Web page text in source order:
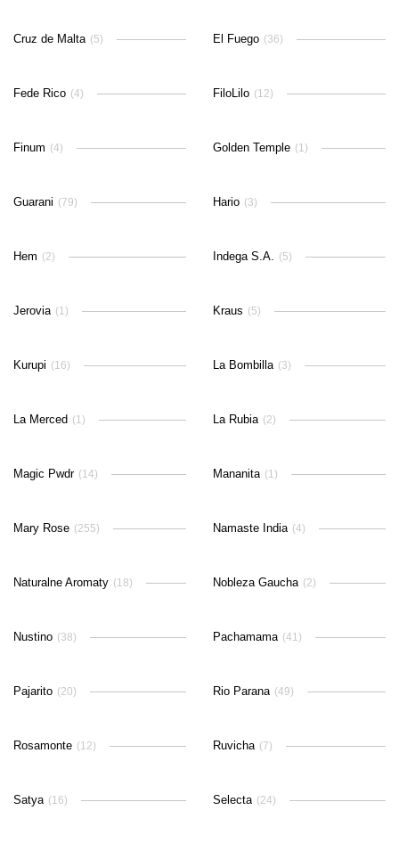
Cruz de Malta (5) El Fuego (36)
Fede Rico (4) FiloLilo (12)
Finum (4) Golden Temple (1)
Guarani (79) Hario (3)
Hem (2) Indega S.A. (5)
Jerovia (1) Kraus (5)
Kurupi (16) La Bombilla (3)
La Merced (1) La Rubia (2)
Magic Pwdr (14) Mananita (1)
Mary Rose (255) Namaste India (4)
Naturalne Aromaty (18) Nobleza Gaucha (2)
Nustino (38) Pachamama (41)
Pajarito (20) Rio Parana (49)
Rosamonte (12) Ruvicha (7)
Satya (16) Selecta (24)